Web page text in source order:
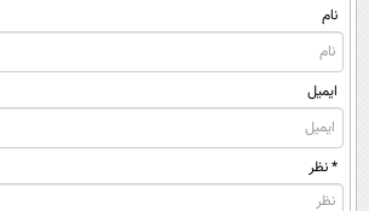
نام
ایمیل
* نظر